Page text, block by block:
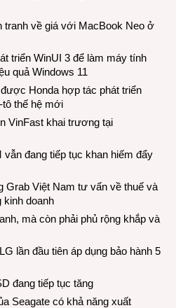
tranh về giá với MacBook Neo ở
triển WinUI 3 để làm máy tính
quả Windows 11
Honda hợp tác phát triển
thế hệ mới
VinFast khai trương tại
đang tiếp tục khan hiếm đẩy
Grab Việt Nam tư vấn về thuế và
kinh doanh
mà còn phải phủ rộng khắp và
lần đầu tiên áp dụng bảo hành 5
đang tiếp tục tăng
Seagate có khả năng xuất